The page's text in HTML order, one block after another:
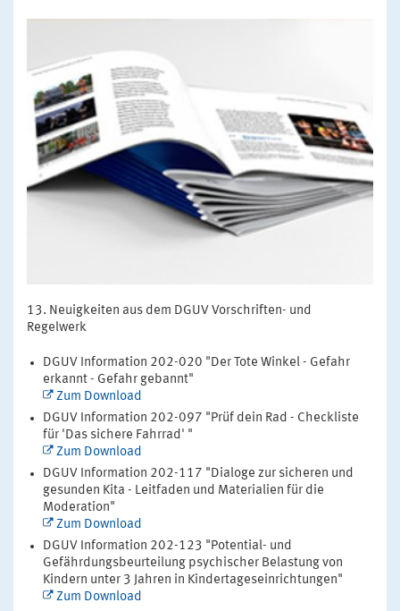
Neuigkeiten aus dem DGUV Vorschriften- und
Regelwerk
DGUV Information 202-020 "Der Tote Winkel - Gefahr
erkannt - Gefahr gebannt"
Zum Download
DGUV Information 202-097 "Prüf dein Rad - Checkliste
für 'Das sichere Fahrrad' "
Zum Download
DGUV Information 202-117 "Dialoge zur sicheren und
gesunden Kita - Leitfaden und Materialien für die
Moderation"
Zum Download
DGUV Information 202-123 "Potential- und
Gefährdungsbeurteilung psychischer Belastung von
Kindern unter 3 Jahren in Kindertageseinrichtungen"
Zum Download